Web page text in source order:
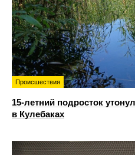
Происшествия
15-летний подросток
в Кулебаках